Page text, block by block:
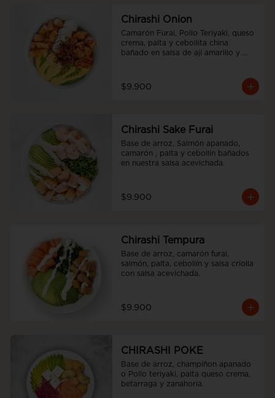
Chirashi Onion
Camarón Furai, Pollo Teriyaki, queso
crema, palta y cebollita china
bañado en salsa de ají amarillo y
$9.900
Chirashi Sake Furai
Base de arroz, Salmón apanado,
camarón , palta y cebollín bañados
en nuestra salsa acevichada.
$9.900
Chirashi Tempura
Base de arroz, camarón furai,
salmón, palta, cebollín y salsa criolla
con salsa acevichada.
$9.900
CHIRASHI POKE
Base de arroz, champiñon apanado
o Pollo teriyaki, palta queso crema,
betarraga y zanahoria.